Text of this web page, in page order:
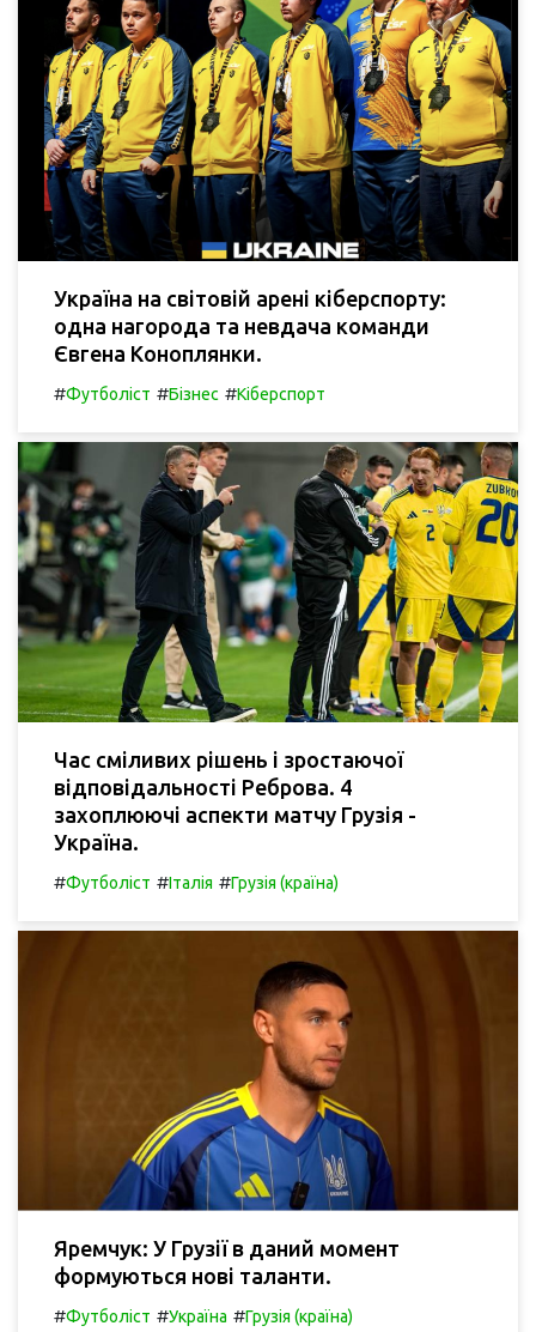
Україна на світовій арені кіберспорту:
одна нагорода та невдача команди
Євгена Коноплянки.
#Футболіст #Бізнес #Кіберспорт
Час сміливих рішень і зростаючої
відповідальності Реброва. 4
захоплюючі аспекти матчу Грузія -
Україна.
#Футболіст #Італія #Грузія (країна)
Яремчук: У Грузії в даний момент
формуються нові таланти.
#Футболіст #Україна #Грузія (країна)